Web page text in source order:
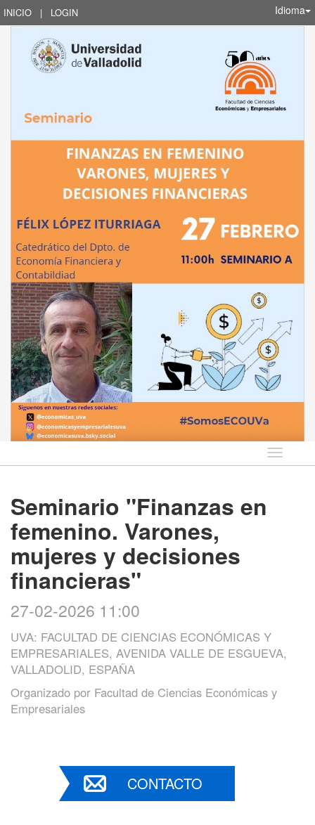
INICIO | LOGIN Idioma
Idioma
Seminario "Finanzas en
femenino. Varones,
mujeres y decisiones
financieras"
27-02-2026 11:00
UVA: FACULTAD DE CIENCIAS ECONÓMICAS Y
EMPRESARIALES, AVENIDA VALLE DE ESGUEVA,
VALLADOLID, ESPAÑA
Organizado por Facultad de Ciencias Económicas y
Empresariales
CONTACTO